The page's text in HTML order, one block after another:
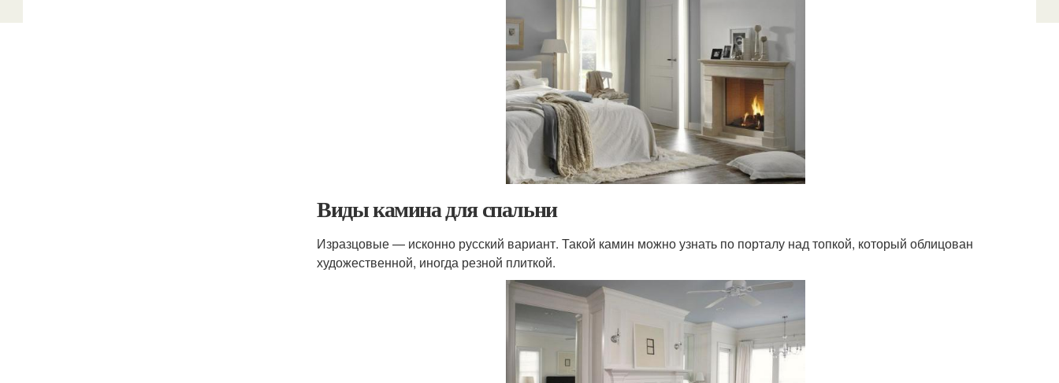
Виды камина для спальни
Изразцовые — исконно русский вариант. Такой камин можно узнать по порталу над топкой, который облицован
художественной, иногда резной плиткой.